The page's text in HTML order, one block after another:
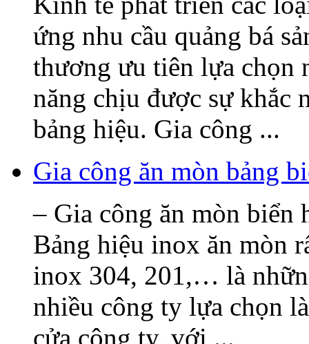
ứng nhu cầu quảng bá
thương ưu tiên lựa chọn
năng chịu được sự khắc
bảng hiệu. Gia công ...
Gia công ăn mòn bảng
– Gia công ăn mòn biển
Bảng hiệu inox ăn mòn
inox 304, 201,… là
nhiều công ty lựa chọn
cửa công ty, với ...